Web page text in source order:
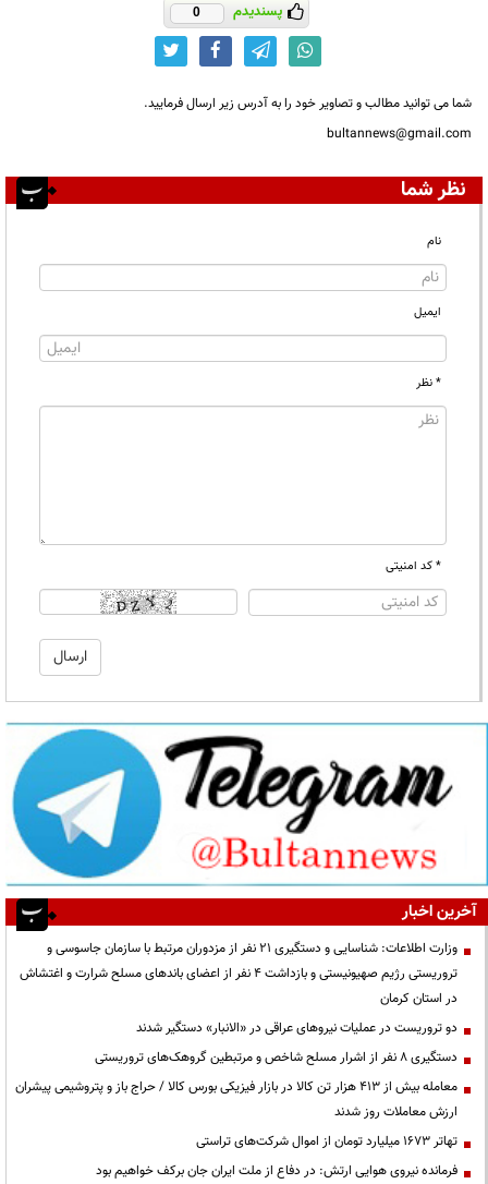
پسندیدم 0
شما می توانید مطالب و تصاویر خود را به آدرس زیر ارسال فرمایید.
bultannews@gmail.com
نظر شما
نام
ایمیل
* نظر
* کد امنیتی
آخرین اخبار
وزارت اطلاعات: شناسایی و دستگیری ۲۱ نفر از مزدوران مرتبط با سازمان جاسوسی و
تروریستی رژیم صهیونیستی و بازداشت ۴ نفر از اعضای باندهای مسلح شرارت و اغتشاش
در استان کرمان
دو تروریست در عملیات نیروهای عراقی در «الانبار» دستگیر شدند
دستگیری ۸ نفر از اشرار مسلح شاخص و مرتبطین گروهک‌های تروریستی
معامله بیش از ۴۱۳ هزار تن کالا در بازار فیزیکی بورس کالا / حراج باز و پتروشیمی پیشران
ارزش معاملات روز شدند
تهاتر ۱۶۷۳ میلیارد تومان از اموال شرکت‌های تراستی
فرمانده نیروی هوایی ارتش: در دفاع از ملت ایران جان برکف خواهیم بود